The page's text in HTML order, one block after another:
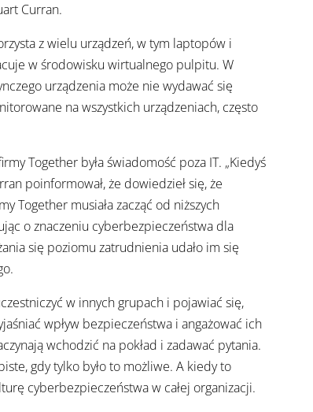
Curran.
z wielu urządzeń, w tym laptopów i
w środowisku wirtualnego pulpitu. W
urządzenia może nie wydawać się
na wszystkich urządzeniach, często
Together była świadomość poza IT. „Kiedyś
poinformował, że dowiedzieł się, że
Together musiała zacząć od niższych
o znaczeniu cyberbezpieczeństwa dla
się poziomu zatrudnienia udało im się
w innych grupach i pojawiać się,
wpływ bezpieczeństwa i angażować ich
wchodzić na pokład i zadawać pytania.
gdy tylko było to możliwe. A kiedy to
cyberbezpieczeństwa w całej organizacji.